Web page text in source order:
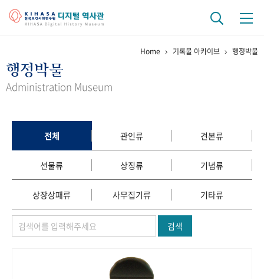
걸어온 길 기관 변천사
정책과 연구 키워드로 보는 연구 역사
연구자들
간행물 변천사
기록물 아카이브
사진 아카이브 문서 기록물 행정박물 영상 기록물
숫자로 보는 50년 50+1
Home 기록물 아카이브 행정박물
행정박물
Administration Museum
전체 관인류 견본류
선물류 상징류 기념류
상장상패류 사무집기류 기타류
검색